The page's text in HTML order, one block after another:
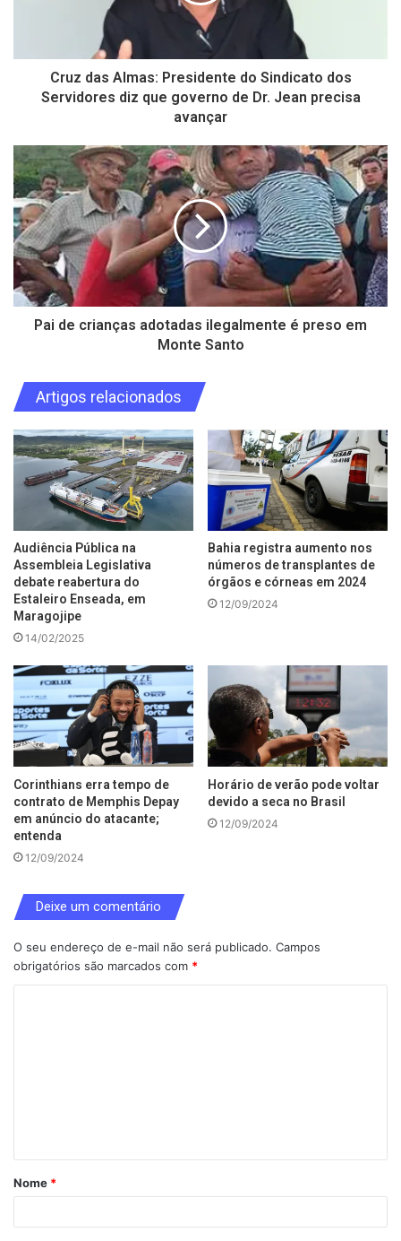
Cruz das Almas: Presidente do Sindicato dos
Servidores diz que governo de Dr. Jean precisa
avançar
Pai de crianças adotadas ilegalmente é preso em
Monte Santo
Artigos relacionados
Audiência Pública na
Assembleia Legislativa
debate reabertura do
Estaleiro Enseada, em
Maragojipe
14/02/2025
Bahia registra aumento nos
números de transplantes de
órgãos e córneas em 2024
12/09/2024
Corinthians erra tempo de
contrato de Memphis Depay
em anúncio do atacante;
entenda
12/09/2024
Horário de verão pode voltar
devido a seca no Brasil
12/09/2024
Deixe um comentário
O seu endereço de e-mail não será publicado. Campos
obrigatórios são marcados com *
á
r
Nome *